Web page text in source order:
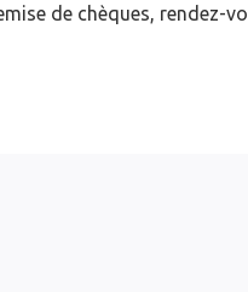
de chèques, rendez-